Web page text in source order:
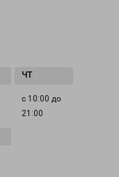
с 10:00 до
21:00